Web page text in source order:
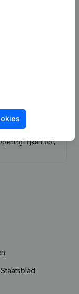
vereist.
Bijkantoor,